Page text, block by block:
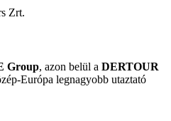
étkezés büférendszerben,
10:00 és 10:30 óra között, éjjeli
05:00 óra között, gyermekbüfé
21:30 óra között, gozleme 12:30 és
alkoholos és alkoholmentes italok
és 18:00 óra között, a Lighthouse
Zrt.
Group, azon belül a DERTOUR
Európa legnagyobb utaztató